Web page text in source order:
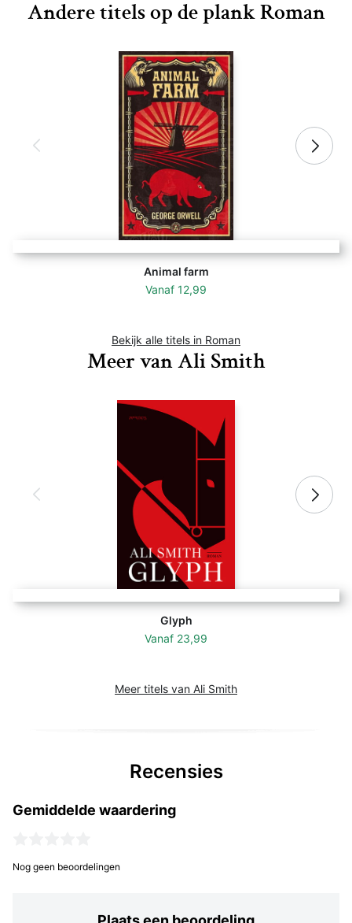
Andere titels op de plank Roman
Animal farm
Vanaf 12,99
Bekijk alle titels in Roman
Meer van Ali Smith
Glyph
Vanaf 23,99
Meer titels van Ali Smith
Recensies
Gemiddelde waardering
Nog geen beoordelingen